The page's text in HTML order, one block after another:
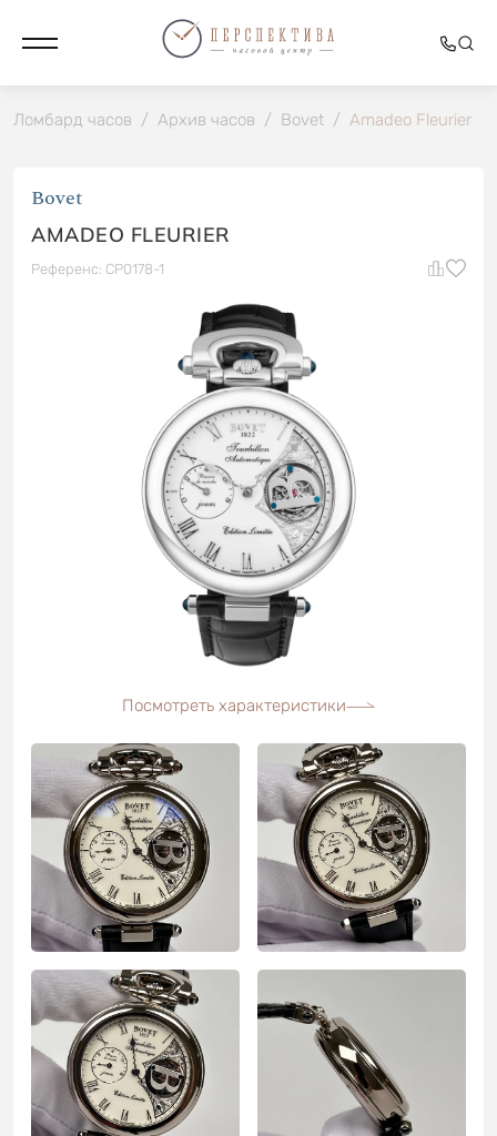
Ломбард часов / Архив часов / Bovet / Amadeo Fleurier
Bovet
AMADEO FLEURIER
Референс: CP0178-1
Посмотреть характеристики